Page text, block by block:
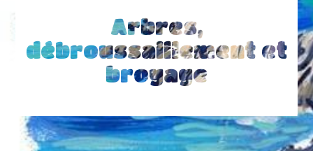
Arbres,
débroussaillement et
broyage